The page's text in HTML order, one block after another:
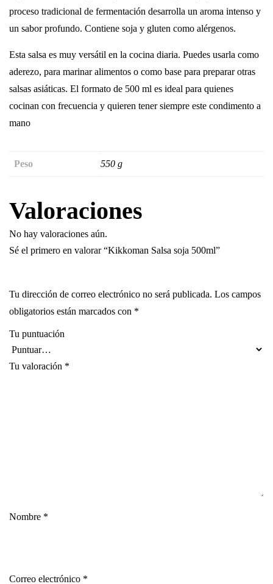
proceso tradicional de fermentación desarrolla un aroma intenso y
un sabor profundo. Contiene soja y gluten como alérgenos.
Esta salsa es muy versátil en la cocina diaria. Puedes usarla como
aderezo, para marinar alimentos o como base para preparar otras
salsas asiáticas. El formato de 500 ml es ideal para quienes
cocinan con frecuencia y quieren tener siempre este condimento a
mano
Peso 550 g
Valoraciones
No hay valoraciones aún.
Sé el primero en valorar “Kikkoman Salsa soja 500ml”
Tu dirección de correo electrónico no será publicada. Los campos
obligatorios están marcados con *
Tu puntuación
Tu valoración *
Nombre *
Correo electrónico *